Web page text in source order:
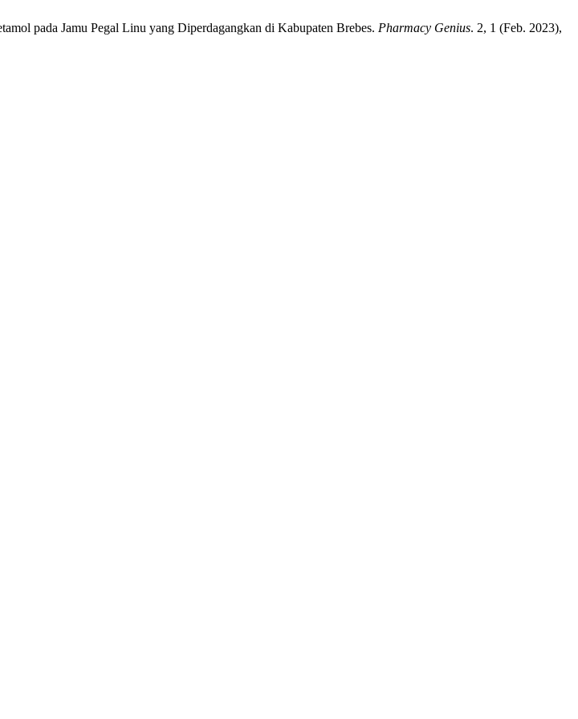
pada Jamu Pegal Linu yang Diperdagangkan di Kabupaten Brebes. Pharmacy Genius. 2, 1 (Feb. 2023),